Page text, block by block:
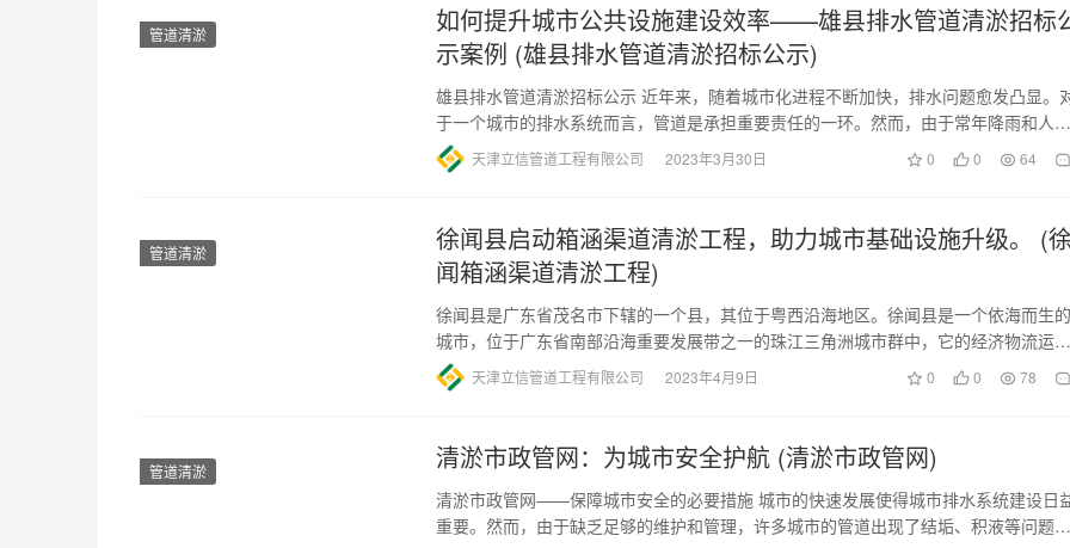
管道清淤
如何提升城市公共设施建设效率——雄县排水管道清淤招标
示案例 (雄县排水管道清淤招标公示)
雄县排水管道清淤招标公示 近年来，随着城市化进程不断加快，排水问题愈发凸显。
于一个城市的排水系统而言，管道是承担重要责任的一环。然而，由于常年降雨和人为
原因，雄县的排水管道时常被…
天津立信管道工程有限公司 2023年3月30日 0 0 64
管道清淤
徐闻县启动箱涵渠道清淤工程，助力城市基础设施升级。 (徐
闻箱涵渠道清淤工程)
徐闻县是广东省茂名市下辖的一个县，其位于粤西沿海地区。徐闻县是一个依海而生的
城市，位于广东省南部沿海重要发展带之一的珠江三角洲城市群中，它的经济物流运输
极为发达，因此在城市建设方面…
天津立信管道工程有限公司 2023年4月9日 0 0 78
管道清淤 清淤市政管网：为城市安全护航 (清淤市政管网)
清淤市政管网——保障城市安全的必要措施 城市的快速发展使得城市排水系统建设日
重要。然而，由于缺乏足够的维护和管理，许多城市的管道出现了结垢、积液等问题，